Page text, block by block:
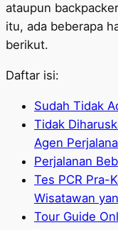
ataupun
itu, ada beberapa
berikut.
Daftar isi:
Sudah Tidak
Tidak
Agen
Perjalanan
Tes PCR Pra-
Wisatawan
Tour Guide